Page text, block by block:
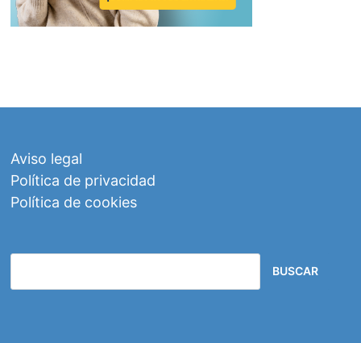
Aviso legal
Política de privacidad
Política de cookies
BUSCAR